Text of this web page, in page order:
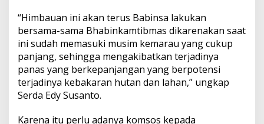
“Himbauan ini akan terus Babinsa lakukan
bersama-sama Bhabinkamtibmas dikarenakan saat
ini sudah memasuki musim kemarau yang cukup
panjang, sehingga mengakibatkan terjadinya
panas yang berkepanjangan yang berpotensi
terjadinya kebakaran hutan dan lahan,” ungkap
Serda Edy Susanto.
Karena itu perlu adanya komsos kepada